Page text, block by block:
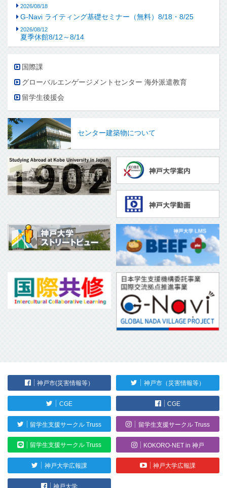
2026/08/18
G-Navi ライティング基礎セミナー（無料）8/18・8/25
2026/08/12
夏季休館8/12～8/14
国際課
グローバルエンゲージメントセンター 海外派遣教育
留学生後援会
センター建築物について
神戸市(災害情報等） 神戸市（災害情報等）
CGE CGE
留学生支援サークル Truss 留学生支援サークル Truss
留学生支援サークル Truss KOKORO-NET in 神戸
神戸大学広報課 神戸大学広報課
神戸大学